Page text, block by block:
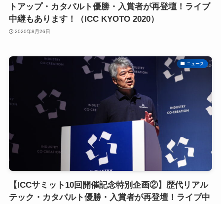
トアップ・カタパルト優勝・入賞者が再登壇！ライブ
中継もあります！（ICC KYOTO 2020）
2020年8月26日
ニュース
【ICCサミット10回開催記念特別企画②】歴代リアル
テック・カタパルト優勝・入賞者が再登壇！ライブ中